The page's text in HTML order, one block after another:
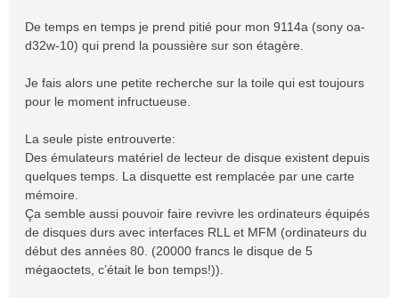
g
e
De temps en temps je prend pitié pour mon 9114a (sony oa-
d32w-10) qui prend la poussière sur son étagère.
Je fais alors une petite recherche sur la toile qui est toujours
pour le moment infructueuse.
La seule piste entrouverte:
Des émulateurs matériel de lecteur de disque existent depuis
quelques temps. La disquette est remplacée par une carte
mémoire.
Ça semble aussi pouvoir faire revivre les ordinateurs équipés
de disques durs avec interfaces RLL et MFM (ordinateurs du
début des années 80. (20000 francs le disque de 5
mégaoctets, c’était le bon temps!)).